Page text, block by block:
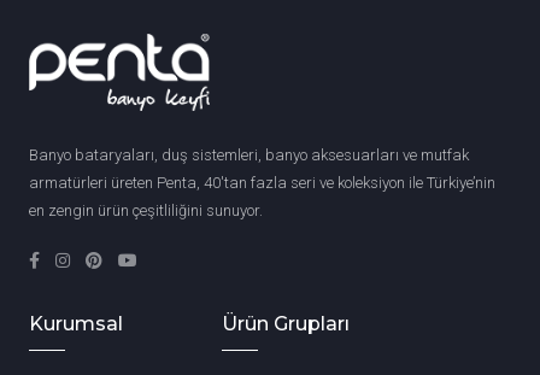
Banyo bataryaları, duş sistemleri, banyo aksesuarları ve mutfak
armatürleri üreten Penta, 40'tan fazla seri ve koleksiyon ile Türkiye’nin
en zengin ürün çeşitliliğini sunuyor.
Kurumsal Ürün Grupları